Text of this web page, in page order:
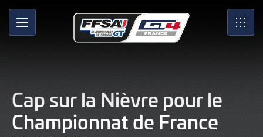
Skip
Main
MENU SRO
Cap sur la Nièvre pour le
Championnat de France